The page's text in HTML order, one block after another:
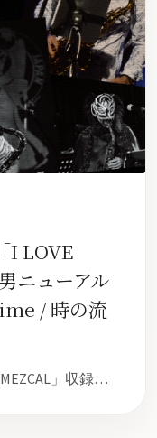
I LOVE
ニューアル
/ 時の流
」収録…